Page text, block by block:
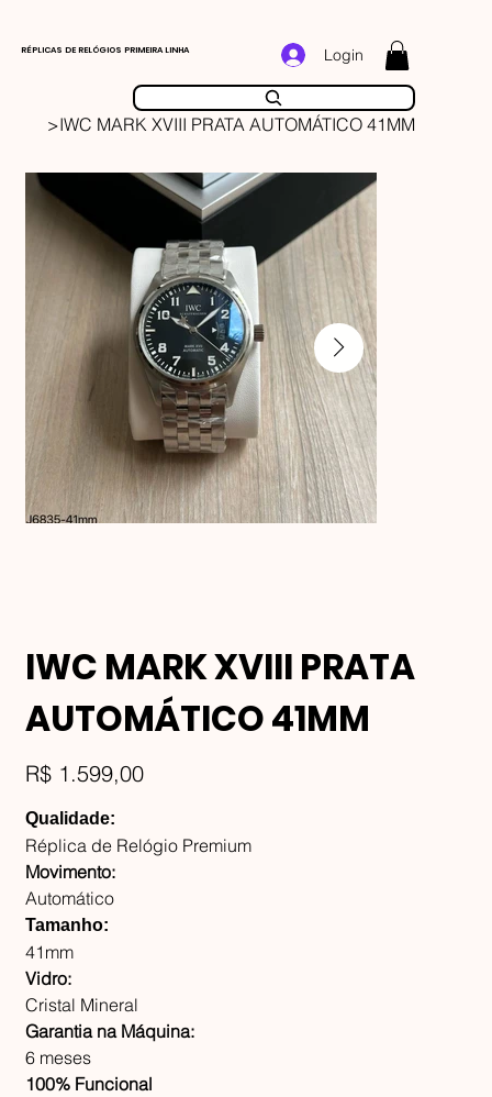
RÉPLICAS DE RELÓGIOS PRIMEIRA LINHA Login
>IWC MARK XVIII PRATA AUTOMÁTICO 41MM
IWC MARK XVIII PRATA
AUTOMÁTICO 41MM
Preço
R$ 1.599,00
Qualidade:
Réplica de Relógio Premium
Movimento:
Automático
Tamanho:
41mm
Vidro:
Cristal Mineral
Garantia na Máquina:
6 meses
100% Funcional